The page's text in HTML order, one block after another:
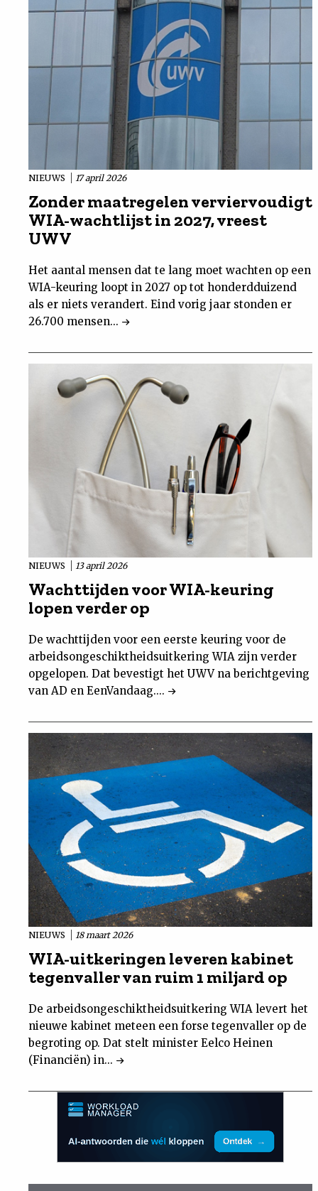
NIEUWS 17 april 2026
Zonder maatregelen verviervoudigt
WIA-wachtlijst in 2027, vreest
UWV
Het aantal mensen dat te lang moet wachten op een
WIA-keuring loopt in 2027 op tot honderdduizend
als er niets verandert. Eind vorig jaar stonden er
26.700 mensen...
NIEUWS 13 april 2026
Wachttijden voor WIA-keuring
lopen verder op
De wachttijden voor een eerste keuring voor de
arbeidsongeschiktheidsuitkering WIA zijn verder
opgelopen. Dat bevestigt het UWV na berichtgeving
van AD en EenVandaag....
NIEUWS 18 maart 2026
WIA-uitkeringen leveren kabinet
tegenvaller van ruim 1 miljard op
De arbeidsongeschiktheidsuitkering WIA levert het
nieuwe kabinet meteen een forse tegenvaller op de
begroting op. Dat stelt minister Eelco Heinen
(Financiën) in...